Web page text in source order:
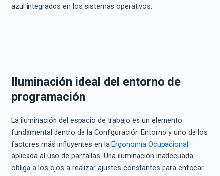
azul integrados en los sistemas operativos.
Iluminación ideal del entorno de
programación
La iluminación del espacio de trabajo es un elemento
fundamental dentro de la Configuración Entorno y uno de los
factores más influyentes en la Ergonomía Ocupacional
aplicada al uso de pantallas. Una iluminación inadecuada
obliga a los ojos a realizar ajustes constantes para enfocar